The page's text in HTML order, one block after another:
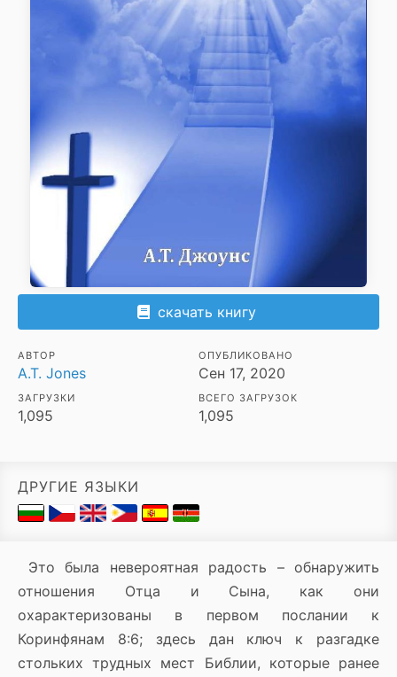
скачать книгу
АВТОР
A.T. Jones
ОПУБЛИКОВАНО
Сен 17, 2020
ЗАГРУЗКИ
1,095
ВСЕГО ЗАГРУЗОК
1,095
ДРУГИЕ ЯЗЫКИ
Это была невероятная радость – обнаружить
отношения Отца и Сына, как они
охарактеризованы в первом послании к
Коринфянам 8:6; здесь дан ключ к разгадке
стольких трудных мест Библии, которые ранее